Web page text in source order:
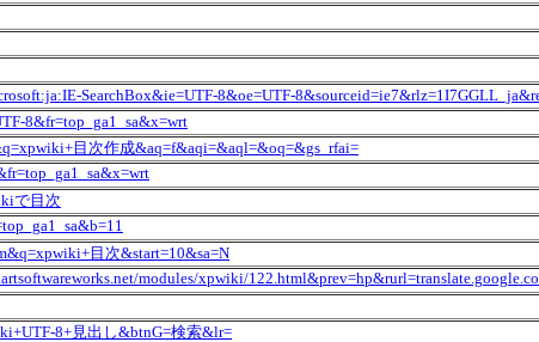
SearchBox&ie=UTF-8&oe=UTF-
8&fr=top_ga1_sa&x=wrt
目次作成&aq=f&aqi=&aql=&oq=&gs_rfai=
で目次
目次&start=10&sa=N
modules/xpwiki/
8+見出し&btnG=検索&lr=